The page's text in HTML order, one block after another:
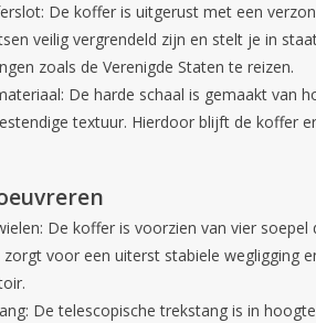
De koffer is uitgerust met een
veilig vergrendeld zijn en stelt je in
zoals de Verenigde Staten te reizen.
De harde schaal is gemaakt van
textuur. Hierdoor blijft de koffer
De koffer is voorzien van vier soepel
voor een uiterst stabiele wegligging
De telescopische trekstang is in